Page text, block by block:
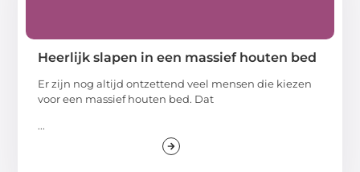
Heerlijk slapen in een massief houten bed
Er zijn nog altijd ontzettend veel mensen die kiezen
voor een massief houten bed. Dat
...